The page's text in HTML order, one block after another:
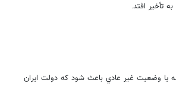
تأخير افتد.
يا وضعيت غير عادي باعث شود كه دولت ايران